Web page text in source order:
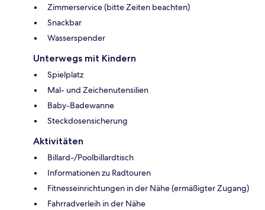
Zimmerservice (bitte Zeiten beachten)
Snackbar
Wasserspender
Unterwegs mit Kindern
Spielplatz
Mal- und Zeichenutensilien
Baby-Badewanne
Steckdosensicherung
Aktivitäten
Billard-/Poolbillardtisch
Informationen zu Radtouren
Fitnesseinrichtungen in der Nähe (ermäßigter Zugang)
Fahrradverleih in der Nähe